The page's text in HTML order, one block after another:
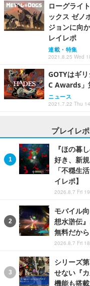
ローグライ
ックス ゼノ
ジョンに向
レイレポ
連載・特集
2021.8.25 Wed
GOTYはギ
C Awards」
ニュース
2021.7.22 Thu
プレイレ
『ほの暮
好き、新
「不穏生
イレポ】
2026.8.7 Fri
モバイル
想水滸伝
無料だか
2026.8.7 Fri
シリーズ
せない『
機能も搭